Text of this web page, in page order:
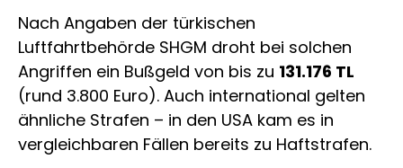
Nach Angaben der türkischen
Luftfahrtbehörde SHGM droht bei solchen
Angriffen ein Bußgeld von bis zu 131.176 TL
(rund 3.800 Euro). Auch international gelten
ähnliche Strafen – in den USA kam es in
vergleichbaren Fällen bereits zu Haftstrafen.